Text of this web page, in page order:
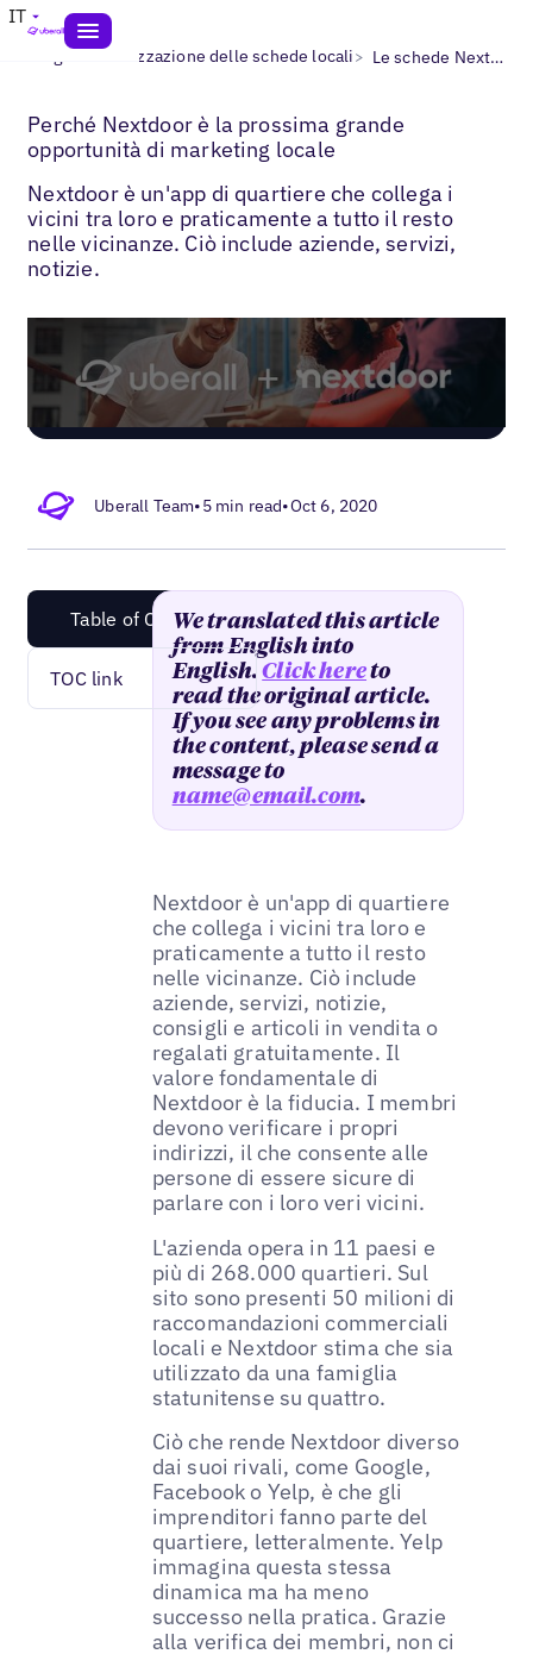
IT
Blogs> Ottimizzazione delle schede locali> Le schede Nextdoor
Perché Nextdoor è la prossima grande
opportunità di marketing locale
Nextdoor è un'app di quartiere che collega i
vicini tra loro e praticamente a tutto il resto
nelle vicinanze. Ciò include aziende, servizi,
notizie.
Uberall Team•5 min read•Oct 6, 2020
Table of Content
TOC link
We translated this article
from English into
English.Click hereto
read the original article.
If you see any problems in
the content, please send a
message to
name@email.com.
Nextdoor è un'app di quartiere
che collega i vicini tra loro e
praticamente a tutto il resto
nelle vicinanze. Ciò include
aziende, servizi, notizie,
consigli e articoli in vendita o
regalati gratuitamente. Il
valore fondamentale di
Nextdoor è la fiducia. I membri
devono verificare i propri
indirizzi, il che consente alle
persone di essere sicure di
parlare con i loro veri vicini.
L'azienda opera in 11 paesi e
più di 268.000 quartieri. Sul
sito sono presenti 50 milioni di
raccomandazioni commerciali
locali e Nextdoor stima che sia
utilizzato da una famiglia
statunitense su quattro.
Ciò che rende Nextdoor diverso
dai suoi rivali, come Google,
Facebook o Yelp, è che gli
imprenditori fanno parte del
quartiere, letteralmente. Yelp
immagina questa stessa
dinamica ma ha meno
successo nella pratica. Grazie
alla verifica dei membri, non ci